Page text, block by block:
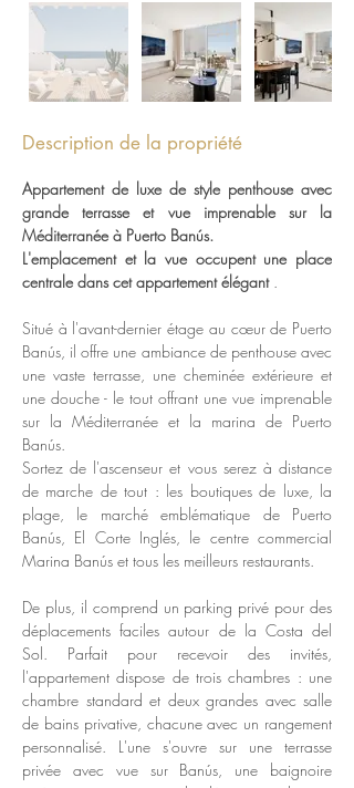
Description de la propriété
Appartement de luxe de style penthouse avec
grande terrasse et vue imprenable sur la
Méditerranée à Puerto Banús.
L'emplacement et la vue occupent une place
centrale dans cet appartement élégant .
Situé à l'avant-dernier étage au cœur de Puerto
Banús, il offre une ambiance de penthouse avec
une vaste terrasse, une cheminée extérieure et
une douche - le tout offrant une vue imprenable
sur la Méditerranée et la marina de Puerto
Banús.
Sortez de l'ascenseur et vous serez à distance
de marche de tout : les boutiques de luxe, la
plage, le marché emblématique de Puerto
Banús, El Corte Inglés, le centre commercial
Marina Banús et tous les meilleurs restaurants.
De plus, il comprend un parking privé pour des
déplacements faciles autour de la Costa del
Sol. Parfait pour recevoir des invités,
l'appartement dispose de trois chambres : une
chambre standard et deux grandes avec salle
de bains privative, chacune avec un rangement
personnalisé. L'une s'ouvre sur une terrasse
privée avec vue sur Banús, une baignoire